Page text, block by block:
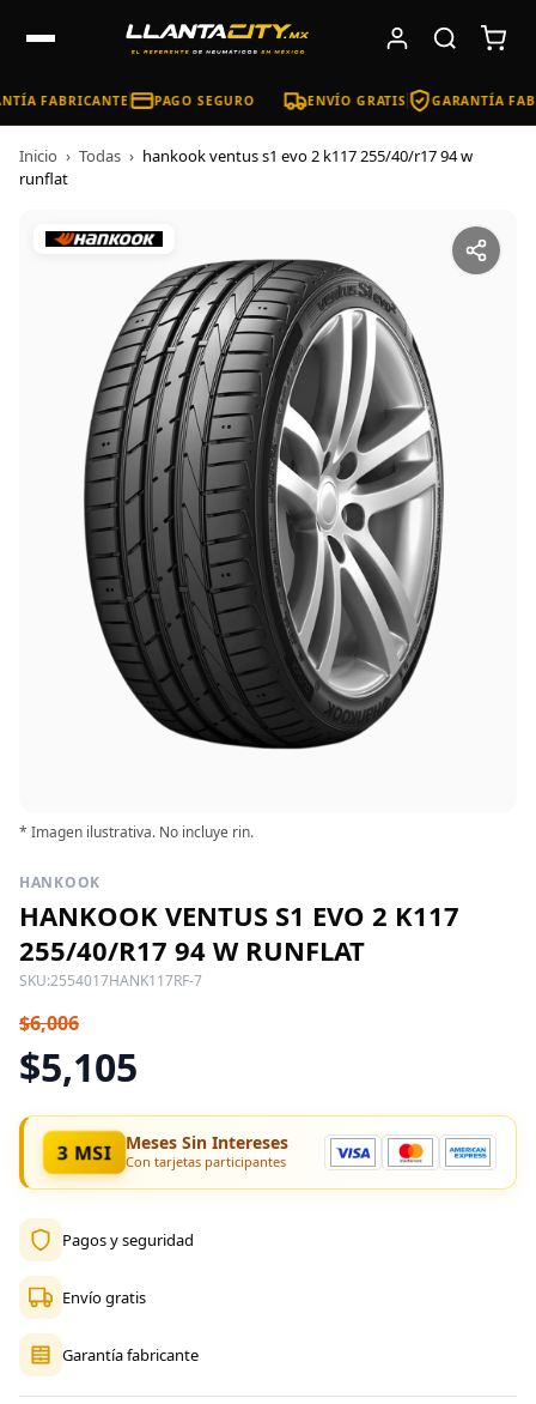
FABRICANTE PAGO SEGURO ENVÍO GRATIS GARANTÍA
Inicio › Todas › hankook ventus s1 evo 2 k117 255/40/r17 94 w
runflat
* Imagen ilustrativa. No incluye rin.
HANKOOK
HANKOOK VENTUS S1 EVO 2 K117
255/40/R17 94 W RUNFLAT
SKU:2554017HANK117RF-7
$6,006
$5,105
3 MSI Meses Sin Intereses
Con tarjetas participantes
Pagos y seguridad
Envío gratis
Garantía fabricante